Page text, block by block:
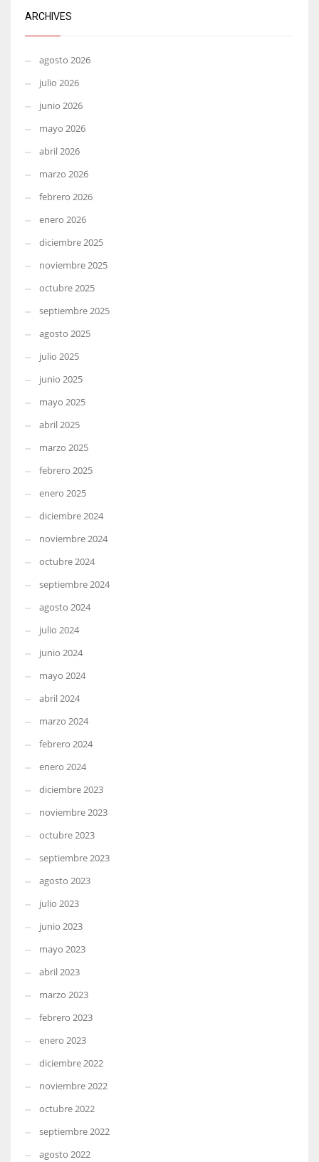
ARCHIVES
agosto 2026
julio 2026
junio 2026
mayo 2026
abril 2026
marzo 2026
febrero 2026
enero 2026
diciembre 2025
noviembre 2025
octubre 2025
septiembre 2025
agosto 2025
julio 2025
junio 2025
mayo 2025
abril 2025
marzo 2025
febrero 2025
enero 2025
diciembre 2024
noviembre 2024
octubre 2024
septiembre 2024
agosto 2024
julio 2024
junio 2024
mayo 2024
abril 2024
marzo 2024
febrero 2024
enero 2024
diciembre 2023
noviembre 2023
octubre 2023
septiembre 2023
agosto 2023
julio 2023
junio 2023
mayo 2023
abril 2023
marzo 2023
febrero 2023
enero 2023
diciembre 2022
noviembre 2022
octubre 2022
septiembre 2022
agosto 2022